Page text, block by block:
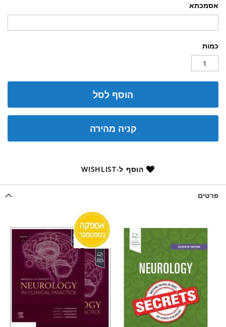
אסמכתא
כמות
הוסף לסל
קניה מהירה
הוסף ל-WISHLIST
פרטים